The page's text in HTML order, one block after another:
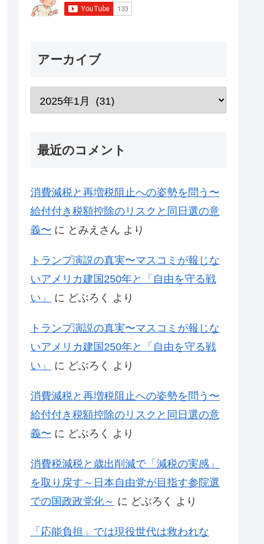
アーカイブ
最近のコメント
消費減税と再増税阻止への姿勢を問う〜
給付付き税額控除のリスクと同日選の意
義〜 に とみえさん より
トランプ演説の真実〜マスコミが報じな
いアメリカ建国250年と「自由を守る戦
い」
に どぶろく より
トランプ演説の真実〜マスコミが報じな
いアメリカ建国250年と「自由を守る戦
い」
に どぶろく より
消費減税と再増税阻止への姿勢を問う〜
給付付き税額控除のリスクと同日選の意
義〜 に どぶろく より
消費税減税と歳出削減で「減税の実感」
を取り戻す～日本自由党が目指す参院選
での国政政党化～ に どぶろく より
「応能負担」では現役世代は救われな